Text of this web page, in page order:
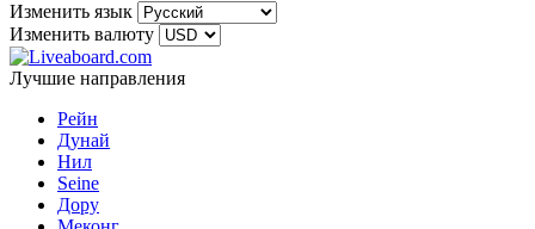
Изменить язык
Изменить валюту
Лучшие направления
Рейн
Дунай
Нил
Seine
Дору